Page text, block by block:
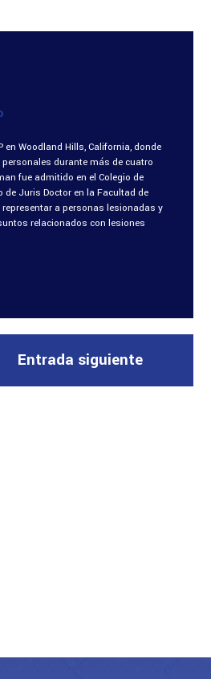
en Woodland Hills, California, donde
durante más de cuatro
fue admitido en el Colegio de
Juris Doctor en la Facultad de
a personas lesionadas y
relacionados con lesiones
Entrada siguiente